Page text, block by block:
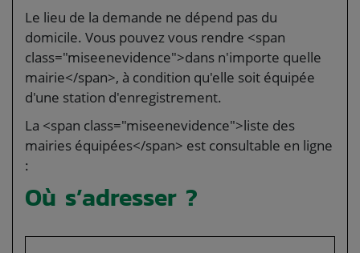
Le lieu de la demande ne dépend pas du
domicile. Vous pouvez vous rendre <span
class="miseenevidence">dans n'importe quelle
mairie</span>, à condition qu'elle soit équipée
d'une station d'enregistrement.
La <span class="miseenevidence">liste des
mairies équipées</span> est consultable en ligne
:
Où s’adresser ?